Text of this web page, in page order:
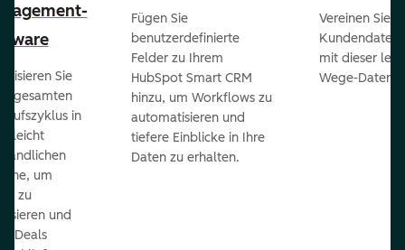
Sie
gesamten
in
leicht
um
zu
und
Deals
Fügen Sie
benutzerdefinierte
Felder zu Ihrem
HubSpot Smart CRM
hinzu, um Workflows zu
automatisieren und
tiefere Einblicke in Ihre
Daten zu erhalten.
Vereinen Sie
Kundendaten
mit dieser
Wege-Daten-